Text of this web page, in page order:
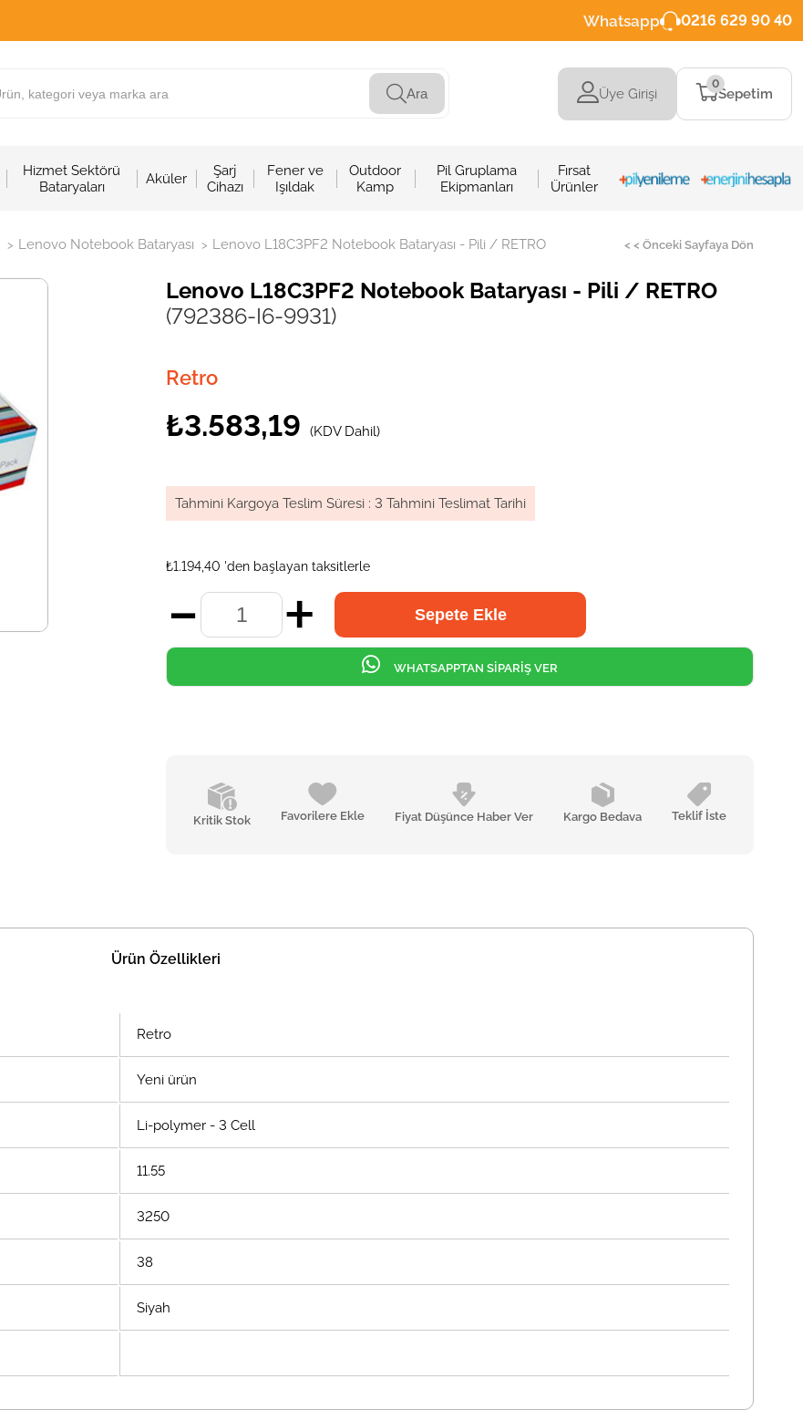
Whatsapp 0216 629 90 40
Ara Üye Girişi Sepetim
0
Hizmet Sektörü
Bataryaları
Aküler
Şarj
Cihazı
Fener ve
Işıldak
Outdoor
Kamp
Pil Gruplama
Ekipmanları
Fırsat
Ürünler
> Lenovo Notebook Bataryası > Lenovo L18C3PF2 Notebook Bataryası - Pili / RETRO < < Önceki Sayfaya Dön
Lenovo L18C3PF2 Notebook Bataryası - Pili / RETRO
(792386-I6-9931)
Retro
₺3.583,19 (KDV Dahil)
Tahmini Kargoya Teslim Süresi : 3 Tahmini Teslimat Tarihi
₺1.194,40 'den başlayan taksitlerle
Kritik Stok Favorilere Ekle Fiyat Düşünce Haber Ver Kargo Bedava Teklif İste
WHATSAPPTAN SİPARİŞ VER
Ürün Özellikleri
Retro
Yeni ürün
Li-polymer - 3 Cell
11.55
3250
38
Siyah